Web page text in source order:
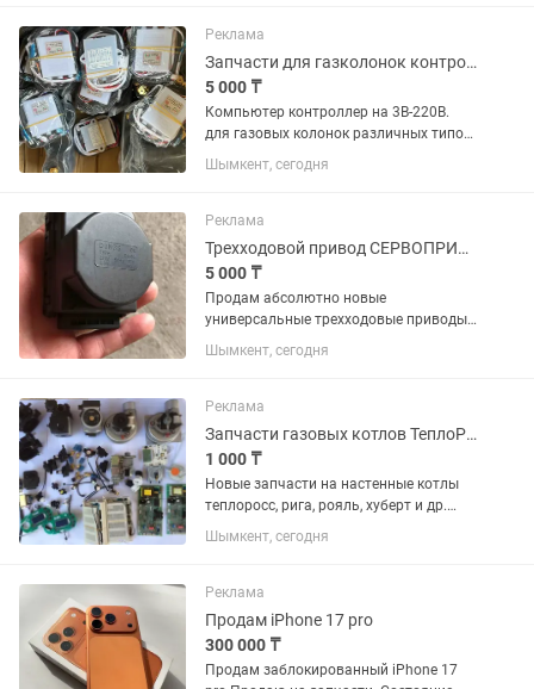
станки с ЧПУ купить новые, с
гарантией....
Реклама
Запчасти для газколонок контроллеры для газовых колонок 3в., 220в.
5 000 ₸
Компьютер контроллер на 3В-220В.
для газовых колонок различных типов.
НОВЫЕ, высокого качества. Есть много.
Рассмотрю вариант оптовой продажи.
мәжбүрлі газ су...
Шымкент, сегодня
Реклама
Трехходовой привод СЕРВОПРИВОД запчасти газовых котлов
5 000 ₸
Продам абсолютно новые
универсальные трехходовые приводы
(220в.) для настенных газовых котлов.
Данные сервоприводы подходят на
производителей. В наличии есть
много....
Шымкент, сегодня
Реклама
Запчасти газовых котлов ТеплоРосс, HUBERT, RIGA, ROAYL и др.
1 000 ₸
Новые запчасти на настенные котлы
теплоросс, рига, рояль, хуберт и др.
Отправка в регионы.
Шымкент, сегодня
Реклама
Продам iPhone 17 pro
300 000 ₸
Продам заблокированный iPhone 17